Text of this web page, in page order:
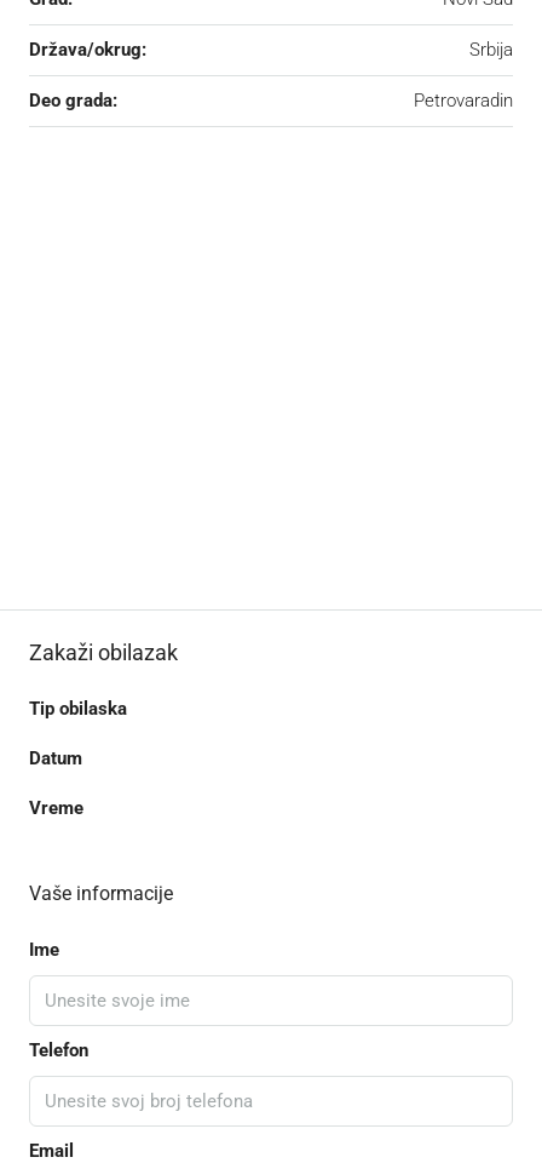
Država/okrug: Srbija
Deo grada: Petrovaradin
Zakaži obilazak
Tip obilaska
Datum
Vreme
Vaše informacije
Ime
Telefon
Email